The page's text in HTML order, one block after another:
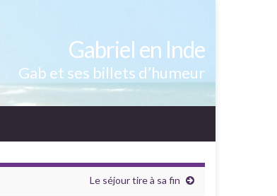
Gabriel en Inde
Gab et ses billets d’humeur
Le séjour tire à sa fin